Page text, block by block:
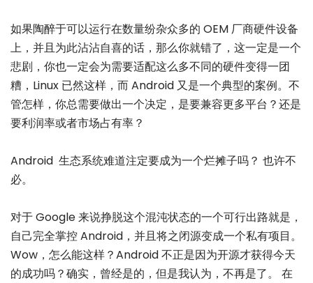
如果陶醉于可以运行在数量纷杂众多的 OEM 厂商硬件设备
上，并且为此沾沾自喜的话，那么你就错了，这一定是一个
悲剧，你也一定会为需要适配这么多不同的硬件变得一团
糟，Linux 已然这样，而 Android 又是一个典型的案例。不
管怎样，你总需要做出一个决定，是要兼容更多平台？还是
要利润率或者市场占有率？
Android 生态系统难道注定要成为一个烂摊子吗？ 也许不
必。
对于 Google 来说挣脱这个混沌状态的一个可行出路就是，
自己完全掌控 Android，并且将之闭源变成一个私有项目。
Wow，怎么能这样？Android 不正是因为开源才获得今天
的成功吗？确实，曾经是的，但是我认为，不再是了。 在